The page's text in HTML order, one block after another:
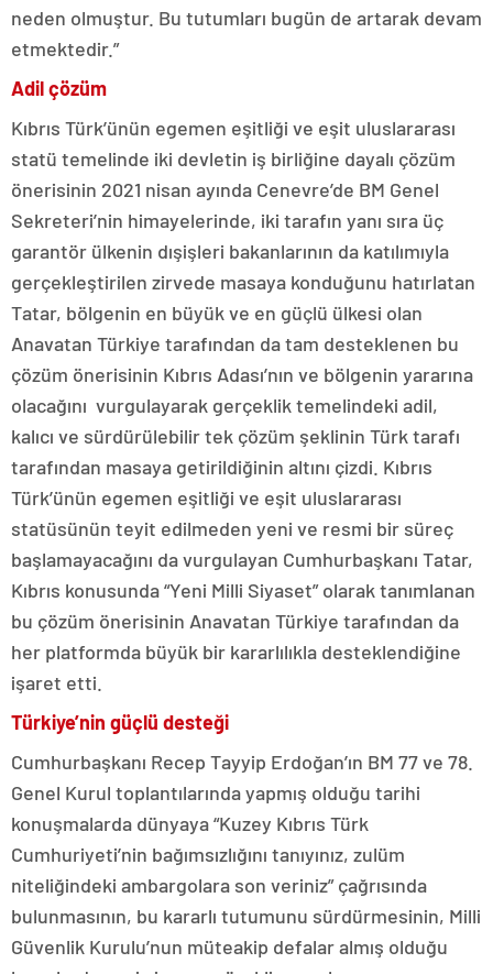
neden olmuştur. Bu tutumları bugün de artarak devam
etmektedir.”
Adil çözüm
Kıbrıs Türk’ünün egemen eşitliği ve eşit uluslararası
statü temelinde iki devletin iş birliğine dayalı çözüm
önerisinin 2021 nisan ayında Cenevre’de BM Genel
Sekreteri’nin himayelerinde, iki tarafın yanı sıra üç
garantör ülkenin dışişleri bakanlarının da katılımıyla
gerçekleştirilen zirvede masaya konduğunu hatırlatan
Tatar, bölgenin en büyük ve en güçlü ülkesi olan
Anavatan Türkiye tarafından da tam desteklenen bu
çözüm önerisinin Kıbrıs Adası’nın ve bölgenin yararına
olacağını vurgulayarak gerçeklik temelindeki adil,
kalıcı ve sürdürülebilir tek çözüm şeklinin Türk tarafı
tarafından masaya getirildiğinin altını çizdi. Kıbrıs
Türk’ünün egemen eşitliği ve eşit uluslararası
statüsünün teyit edilmeden yeni ve resmi bir süreç
başlamayacağını da vurgulayan Cumhurbaşkanı Tatar,
Kıbrıs konusunda “Yeni Milli Siyaset” olarak tanımlanan
bu çözüm önerisinin Anavatan Türkiye tarafından da
her platformda büyük bir kararlılıkla desteklendiğine
işaret etti.
Türkiye’nin güçlü desteği
Cumhurbaşkanı Recep Tayyip Erdoğan’ın BM 77 ve 78.
Genel Kurul toplantılarında yapmış olduğu tarihi
konuşmalarda dünyaya “Kuzey Kıbrıs Türk
Cumhuriyeti’nin bağımsızlığını tanıyınız, zulüm
niteliğindeki ambargolara son veriniz” çağrısında
bulunmasının, bu kararlı tutumunu sürdürmesinin, Milli
Güvenlik Kurulu’nun müteakip defalar almış olduğu